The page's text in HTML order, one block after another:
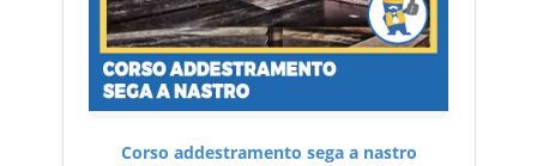
Corso addestramento sega a nastro